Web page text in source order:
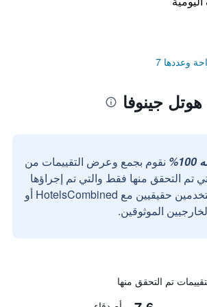
وعددها 7
جينوفا
نقوم بجمع وعرض التقييمات من
تم التحقق منها فقط والتي تم إجراؤها
بواسطة مستخدمين حقيقيين مع HotelsCombined أو
الموثوقين.